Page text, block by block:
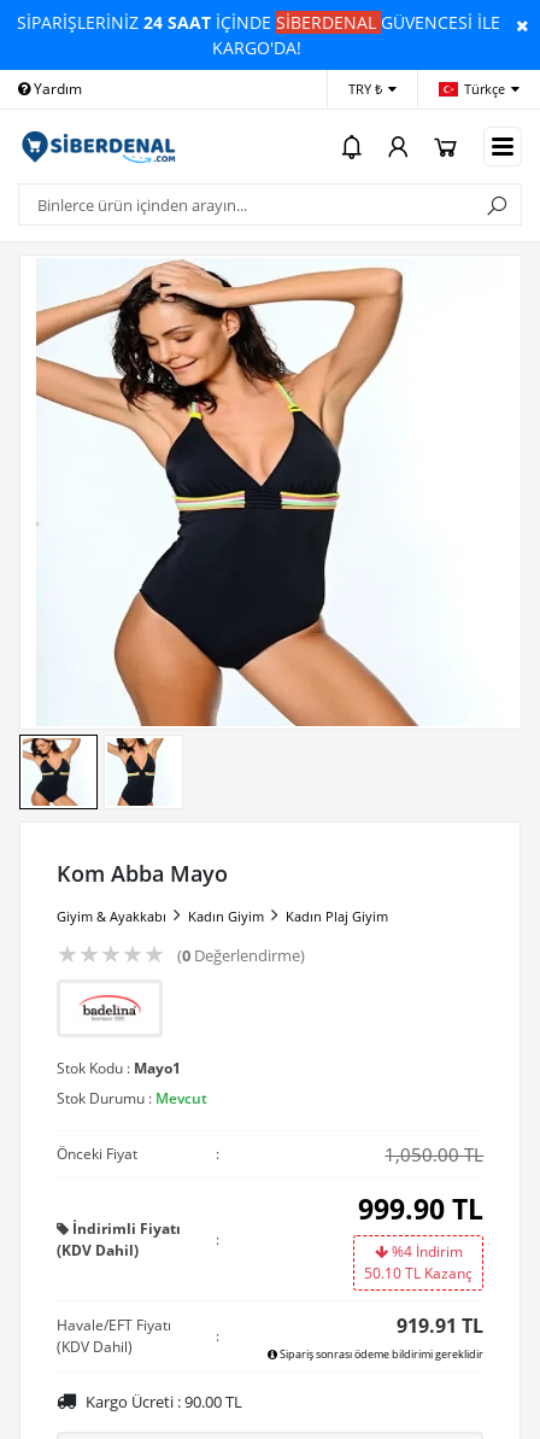
SİPARİŞLERİNİZ24 SAAT İÇİNDESİBERDENALGÜVENCESİ İLE
KARGO'DA!
Yardım Ödeme Bildirimi
TRY ₺ Türkçe
Kom Abba Mayo
Giyim & Ayakkabı Kadın Giyim Kadın Plaj Giyim
★★★★★ (0Değerlendirme)
Stok Kodu : Mayo1
Stok Durumu : Mevcut
Önceki Fiyat : 1,050.00 TL
İndirimli Fiyatı
(KDV Dahil)
:
999.90TL
%4 İndirim
50.10TL Kazanç
Havale/EFT Fiyatı
(KDV Dahil)
: 919.91 TL
Sipariş sonrası ödeme bildirimi gereklidir
Kargo Ücreti :90.00TL